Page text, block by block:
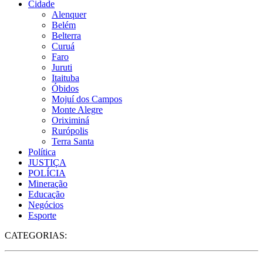
Cidade
Alenquer
Belém
Belterra
Curuá
Faro
Juruti
Itaituba
Óbidos
Mojuí dos Campos
Monte Alegre
Oriximiná
Rurópolis
Terra Santa
Política
JUSTIÇA
POLÍCIA
Mineração
Educação
Negócios
Esporte
CATEGORIAS: